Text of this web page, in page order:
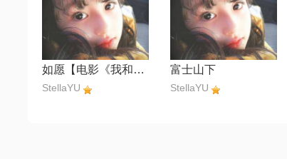
如愿【电影《我和我的父辈》主题推广曲】
StellaYU
富士山下
StellaYU